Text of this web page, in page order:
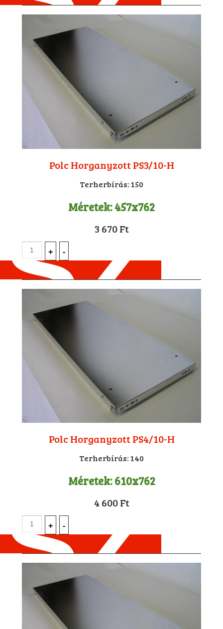
Polc Horganyzott PS3/10-H
Terherbírás:150
Méretek:457x762
3 670 Ft
Polc Horganyzott PS4/10-H
Terherbírás:140
Méretek:610x762
4 600 Ft